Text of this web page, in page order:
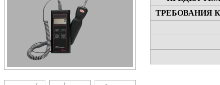
ТРЕБОВАНИЯ